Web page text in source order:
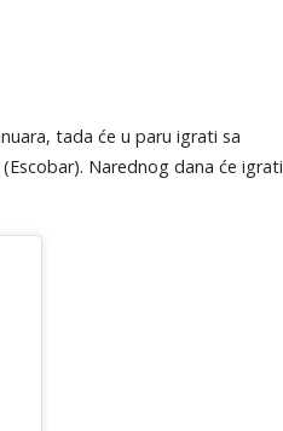
tada će u paru igrati sa
Narednog dana će igrati